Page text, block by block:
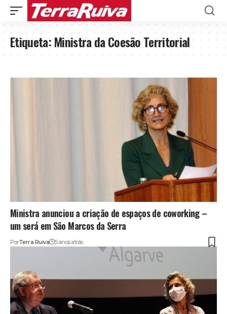
Etiqueta:Ministra da Coesão Territorial
Ministra anunciou a criação de espaços de coworking –
um será em São Marcos da Serra
PorTerra Ruiva 5 anos atrás